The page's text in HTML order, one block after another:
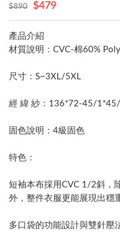
$890 $479
產品介紹
材質說明：CVC-棉60%
尺寸：S~3XL/5XL
經 緯 紗：136*72-45/
固色說明：4級固色
特色：
短袖本布採用CVC 1/2斜，
外，整件衣服更能展現出穩
多口袋的功能設計與雙針壓